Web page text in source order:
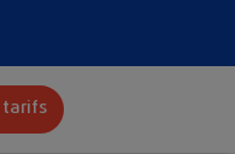
tarifs